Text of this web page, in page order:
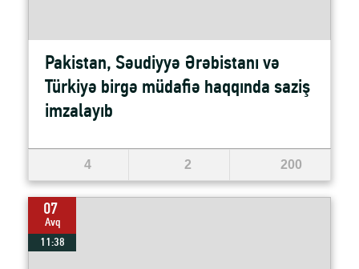
Pakistan, Səudiyyə Ərəbistanı və
Türkiyə birgə müdafiə haqqında saziş
imzalayıb
4 2 200
07
Avq
11:38